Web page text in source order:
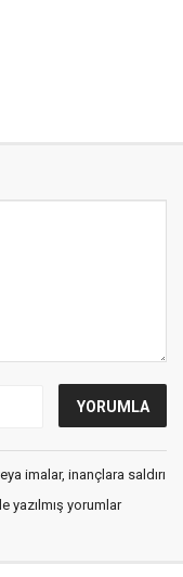
imalar, inançlara saldırı
yazılmış yorumlar